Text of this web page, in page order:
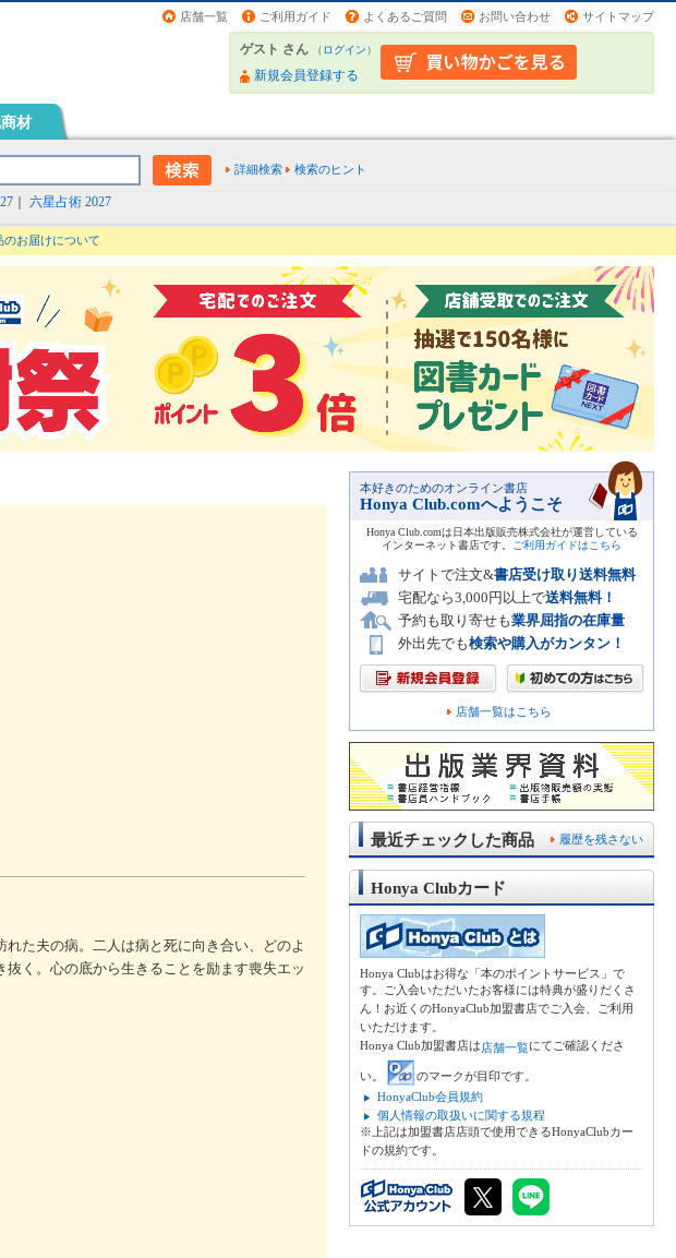
店舗一覧 ご利用ガイド よくあるご質問 お問い合わせ サイトマップ
ゲスト さん （ログイン）
新規会員登録する
材
詳細検索 検索のヒント
六星占術 2027
のお届けについて
た夫の病。二人は病と死に向き合い、どのよ
く。心の底から生きることを励ます喪失エッ
本好きのためのオンライン書店
Honya Club.comへようこそ
Honya Club.comは日本出版販売株式会社が運営している
インターネット書店です。
ご利用ガイドはこちら
サイトで注文&書店受け取り送料無料
宅配なら3,000円以上で送料無料！
予約も取り寄せも業界屈指の在庫量
外出先でも検索や購入がカンタン！
店舗一覧はこちら
履歴を残さない
最近チェックした商品
Honya Clubカード
Honya Clubはお得な「本のポイントサービス」で
す。ご入会いただいたお客様には特典が盛りだくさ
ん！お近くのHonyaClub加盟書店でご入会、ご利用
いただけます。
Honya Club加盟書店は店舗一覧にてご確認くださ
い。
のマークが目印です。
HonyaClub会員規約
個人情報の取扱いに関する規程
※上記は加盟書店店頭で使用できるHonyaClubカー
ドの規約です。